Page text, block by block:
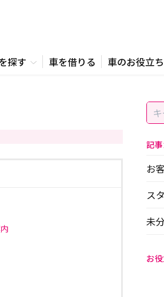
探す 車を借りる 車のお役立
記
お
ス
未
お